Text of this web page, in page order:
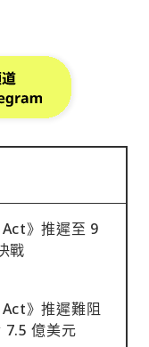
指出，若仔細拆解
擔約在 8,000 萬至
護機制而調高股利
一個月內於公開市
，微策略為了履行
置，對每日交易量
水車薪」。
的下跌」與
1 日親自發表聲
11.50% 不變，強
資產，並主動向
則選擇押注
Arthur Hayes 的個
》推遲至 9
戰
》推遲難阻
7.5 億美元